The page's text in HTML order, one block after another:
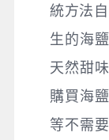
統方法
生的海
天然甜
購買海
等不需